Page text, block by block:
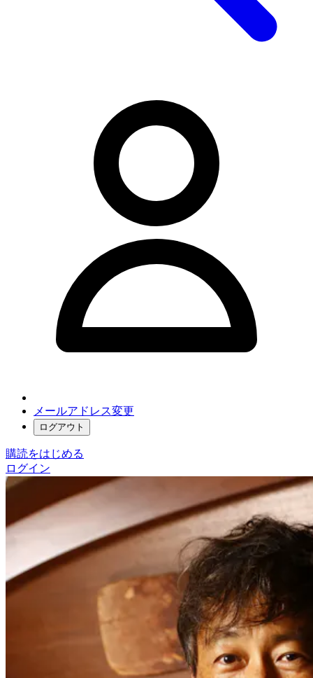
メールアドレス変更
ログアウト
購読をはじめる
ログイン